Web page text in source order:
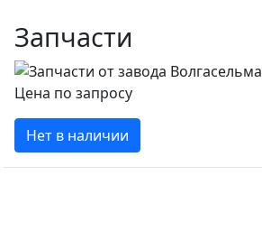
Запчасти
Цена по запросу
Нет в наличии